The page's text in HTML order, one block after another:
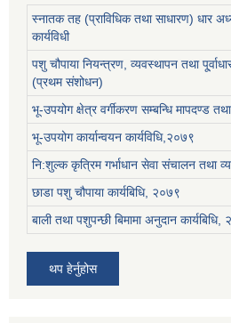
स्नातक तह (प्राविधिक तथा साधारण) धार
कार्यविधी
पशु चौपाया नियन्त्रण, व्यवस्थापन तथा
(प्रथम संशोधन)
भू-उपयोग क्षेत्र वर्गीकरण सम्बन्धि मापदण्ड
भू-उपयोग कार्यान्वयन कार्यविधि,२०७९
नि:शुल्क कृत्रिम गर्भाधान सेवा संचालन तथा
छाडा पशु चौपाया कार्यबिधि, २०७९
बाली तथा पशुपन्छी बिमामा अनुदान कार्यबिधि,
थप हेर्नुहोस